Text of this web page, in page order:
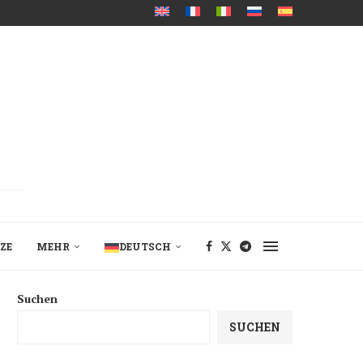
MEHR DEUTSCH
Suchen
SUCHEN